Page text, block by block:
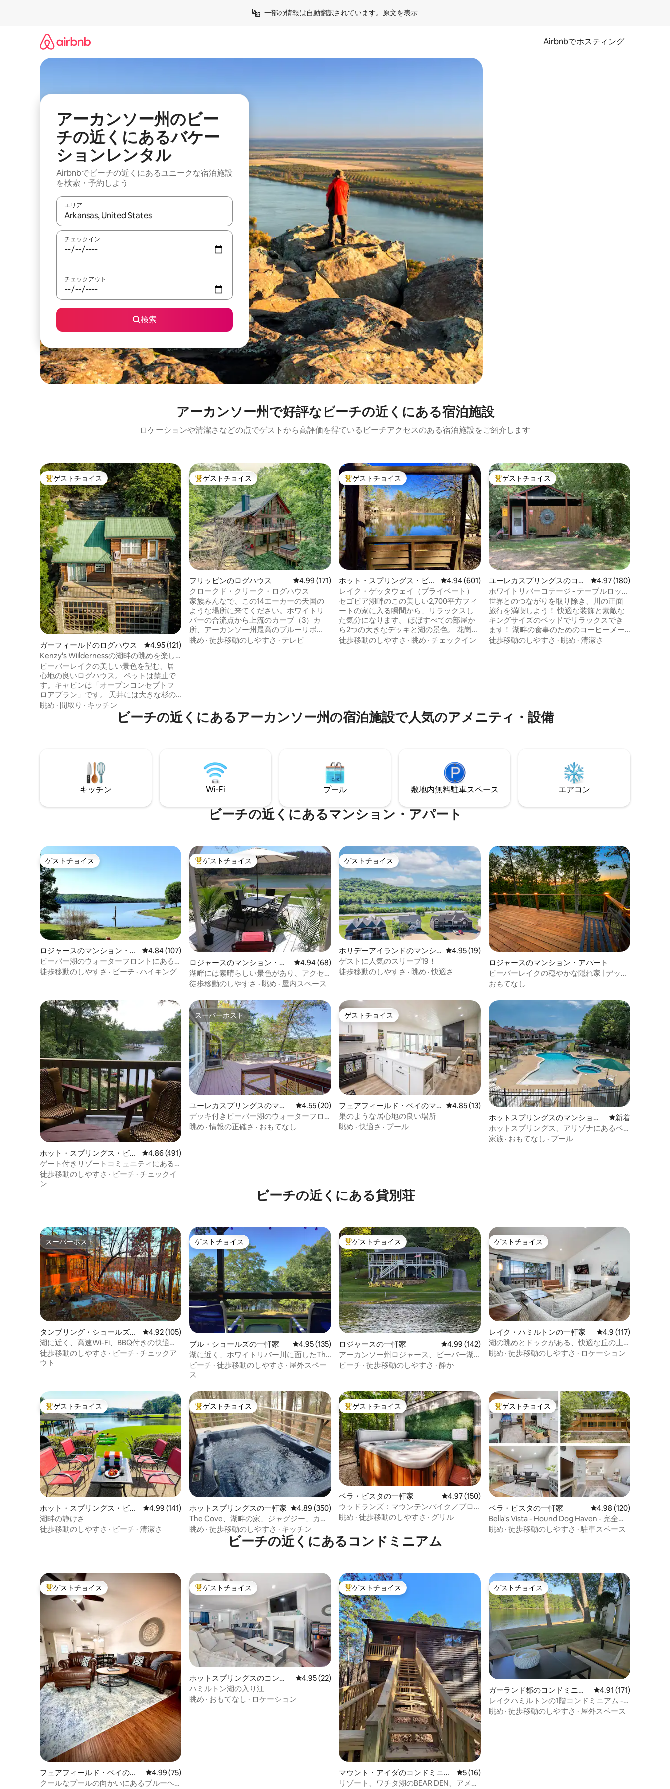
一部の情報は自動翻訳されています。 原文を表示
Airbnbでホスティング
アーカンソー州のビー
チの近くにあるバケー
ションレンタル
Airbnbでビーチの近くにあるユニークな宿泊施設
を検索・予約しよう
エリア
検索結果が表示されたら、上下の矢印キーを使って移動するか、画面をタッチまたはスワイプして検索結果を確認することができます。
チェックイン
チェックアウト
検索
アーカンソー州で好評なビーチの近くにある宿泊施設
ロケーションや清潔さなどの点でゲストから高評価を得ているビーチアクセスのある宿泊施設をご紹介します
大好評のゲストチョイスです。
ゲストチョイス
ガーフィールドのログハウス レビュー121件、5つ星中4.95つ星の平均評価
4.95 (121)
Kenzy's Wiildernessの湖畔の眺めを楽し
めるログハウス
ビーバーレイクの美しい景色を望む、居
心地の良いログハウス。 ペットは禁止で
す。キャビンは「オープンコンセプトフ
ロアプラン」です。 天井には大きな杉の
梁があり、2階にはオープンロフトがあり
ます。階段とロフトには黒い鉄製の手す
りがあります。上階と下階にキングサイ
ーのためのドアがあります。 上階と下階
から湖の眺め。上部デッキはオープン、
下部デッキはカバー付き。フルキッチ
ン、コンロと冷蔵庫、暖炉、屋外のファ
をお楽しみください。バスタブ
眺め · 間取り · キッチン
大好評のゲストチョイスです。
ゲストチョイス
フリッピンのログハウス レビュー171件、5つ星中4.99つ星の平均評価
4.99 (171)
クロークド・クリーク・ログハウス
家族みんなで、この14エーカーの天国の
ような場所に来てください。ホワイトリ
バーの合流点から上流のカーブ（3）カ
所、アーカンソー州最高のブルーリボ
ン・スモールマウス・バスの小川、クル
ます！現在、小川周辺で最高のインター
ネット接続を提供するSTARLINK Wi-Fiを
眺め · 徒歩移動のしやすさ · テレビ
大好評のゲストチョイスです。
ゲストチョイス
ホット・スプリングス・ビレ
ッジの一軒家
レビュー601件、5つ星中4.94つ星の平均評価
4.94 (601)
レイク・ゲッタウェイ（プライベート）
セゴビア湖畔のこの美しい2,700平方フィ
ートの家に入る瞬間から、リラックスし
た気分になります。 ほぼすべての部屋か
ら2つの大きなデッキと湖の景色。 花崗岩
のカウンタートップ、タイルと堅木張り
は、泳いだり、カヌーをしたり、リラッ
クスしたりするプライベートな湖と波止
徒歩移動のしやすさ · 眺め · チェックイン
大好評のゲストチョイスです。
ゲストチョイス
ユーレカスプリングスのコテ
ージ
レビュー180件、5つ
4.97 (180)
ホワイトリバーコテージ - テーブルロック
湖の川の目の前
世界とのつながりを取り除き、川の正面
旅行を満喫しよう！ 快適な装飾と素敵な
キングサイズのベッドでリラックスでき
ます！ 湖畔の食事のためのコーヒーメー
カーとキッチンにある必需品！ ！ 水辺ま
めに、いかなる状況下でも動物の同伴は
許可されていません。
徒歩移動のしやすさ · 眺め · 清潔さ
ビーチの近くにあるアーカンソー州の宿泊施設で人気のアメニティ・設備
キッチン Wi-Fi プール 敷地内無料駐⁠車ス⁠ペ⁠ー⁠ス エアコン
ビーチの近くにあるマンション・アパート
ゲストチョイス
ゲストチョイス
ロジャースのマンション・ア
パート
レビュー107件、5つ星中4.84つ星の平均評価
4.84 (107)
ビーバー湖のウォーターフロントにある
エフィシエントなアパート
徒歩移動のしやすさ · ビーチ · ハイキング
大好評のゲストチョイスです。
ゲストチョイス
ロジャースのマンション・ア
パート
レビュー68件、5つ星中4.94つ星の平均評価
4.94 (68)
湖畔には素晴らしい景色があり、アクセ
スも簡単です！
徒歩移動のしやすさ · 眺め · 屋内スペース
ゲストチョイス
ゲストチョイス
ホリデーアイランドのマンシ
ョン・アパート
レビュー19件、5つ星中4.95つ星の平均評価
4.95 (19)
ゲストに人気のスリープ19！
徒歩移動のしやすさ · 眺め ·快適さ
ロジャースのマンション・アパート
ビーバーレイクの穏やかな隠れ家 | デッキ
•キングサイズ•2段ベッド
おもてなし
ホット・スプリングス・ビレ
ッジのマンション・アパート
レビュー491件、5つ星中4.86つ星の平均評価
4.86 (491)
ゲート付きリゾートコミュニティにある
湖畔の貸切アパート
徒歩移動のしやすさ · ビーチ · チェックイ
ン
スーパーホスト
スーパーホスト
ユーレカスプリングスのマン
ション・アパート
レビュー20件、5つ星中4.55つ星の平均評価
4.55 (20)
デッキ付きビーバー湖のウォーターフロ
ントアパート
眺め ·情報の正確さ · おもてなし
ゲストチョイス
ゲストチョイス
フェアフィールド・ベイのマ
ンション・アパート
レビュー13件、5つ星中4.85つ星の平均評価
4.85 (13)
巣のような居心地の良い場所
眺め ·快適さ · プール
ホットスプリングスのマンショ
ン・アパート
新しい宿泊先
新着
ホットスプリングス、アリゾナにあるベ
ッド2台、バスルーム2室。
家族 · おもてなし · プール
ビーチの近くにある貸別荘
スーパーホスト
スーパーホスト
タンブリング・ショールズの
一軒家
レビュー105件、5つ星中4.92つ星の平均評価
4.92 (105)
湖に近く、高速Wi-Fi、BBQ付きの快適な
ログハウス
徒歩移動のしやすさ · ビーチ · チェックア
ウト
ゲストチョイス
ゲストチョイス
ブル・ショールズの一軒家 レビュー135件、5つ星中4.95つ星の平均評価
4.95 (135)
湖に近く、ホワイトリバー川に面したThe
Good Lifeのレイクハウス
ビーチ · 徒歩移動のしやすさ · 屋外スペー
ス
大好評のゲストチョイスです。
ゲストチョイス
ロジャースの一軒家 レビュー142件、5つ星中4.99つ星の平均評価
4.99 (142)
アーカンソー州ロジャース、ビーバー湖
の湖岸
ビーチ · 徒歩移動のしやすさ · 静か
ゲストチョイス
ゲストチョイス
レイク・ハミルトンの一軒家 レビュー117件、5つ
4.9 (117)
湖の眺めとドックがある、快適な丘の上
の家
眺め · 徒歩移動のしやすさ · ロケーション
大好評のゲストチョイスです。
ゲストチョイス
ホット・スプリングス・ビレ
ッジの一軒家
レビュー141件、5つ星中4.99つ星の平均評価
4.99 (141)
湖畔の静けさ
徒歩移動のしやすさ · ビーチ · 清潔さ
大好評のゲストチョイスです。
ゲストチョイス
ホットスプリングスの一軒家 レビュー350件、5つ星中4.89つ星の平均評価
4.89 (350)
The Cove、湖畔の家、ジャグジー、カヤ
ック、ペット
眺め · 徒歩移動のしやすさ · キッチン
大好評のゲストチョイスです。
ゲストチョイス
ベラ・ビスタの一軒家 レビュー150件、5つ星中4.97つ星の平均評価
4.97 (150)
ウッドランズ：マウンテンバイク／ブロ
ウイングスプリングスまで2マイル／ペッ
眺め · 徒歩移動のしやすさ · グリル
大好評のゲストチョイスです。
ゲストチョイス
ベラ・ビスタの一軒家 レビュー120件、5つ
4.98 (120)
Bella's Vista - Hound Dog Haven - 完全に
フェンスで囲まれています！
眺め · 徒歩移動のしやすさ · 駐車スペース
ビーチの近くにあるコンドミニアム
大好評のゲストチョイスです。
ゲストチョイス
フェアフィールド・ベイのコ
ンドミニアム
レビュー75件、5つ星中4.99つ星の平均評価
4.99 (75)
クールなプールの向かいにあるブルーヘ
大好評のゲストチョイスです。
ゲストチョイス
ホットスプリングスのコンド
ミニアム
レビュー22件、5つ星中4.95つ星の平均評価
4.95 (22)
ハミルトン湖の入り江
眺め · おもてなし · ロケーション
大好評のゲストチョイスです。
ゲストチョイス
マウント・アイダのコンドミニア
ム
レビュー16件、5つ星中5つ星の平均評価
5 (16)
リゾート、ワチタ湖のBEAR DEN、アメニ
ゲストチョイス
ゲストチョイス
ガーランド郡のコンドミニア
ム
レビュー171件、5つ
4.91 (171)
レイクハミルトンの1階コンドミニアム -
湖まで10歩
眺め · 徒歩移動のしやすさ · 屋外スペース